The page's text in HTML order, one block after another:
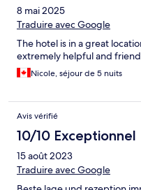
8 mai 2025
Traduire avec Google
The hotel is in a great
extremely helpful and
Nicole, séjour de 5 nuits
Avis vérifié
10/10 Exceptionnel
15 août 2023
Traduire avec Google